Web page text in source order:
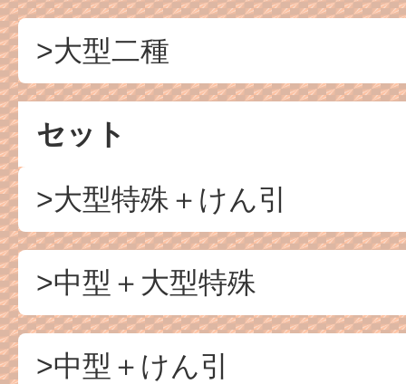
>大型二種
セット
>大型特殊＋けん引
>中型＋大型特殊
>中型＋けん引